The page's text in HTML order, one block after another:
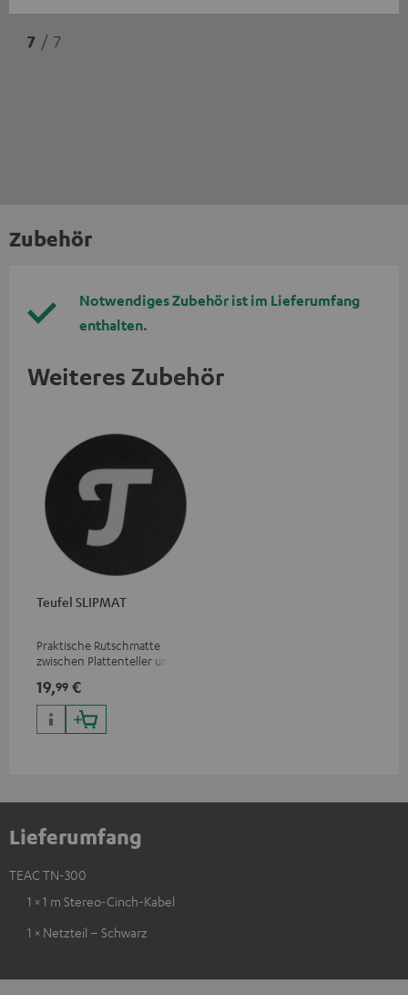
7 / 7
Zubehör
Notwendiges Zubehör ist im Lieferumfang
enthalten.
Weiteres Zubehör
Teufel SLIPMAT
Praktische Rutschmatte
zwischen Plattenteller und
19,99 €
Lieferumfang
TEAC TN-300
1 × 1 m Stereo-Cinch-Kabel
1 × Netzteil – Schwarz